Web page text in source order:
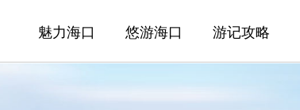
魅力海口 悠游海口 游记攻略